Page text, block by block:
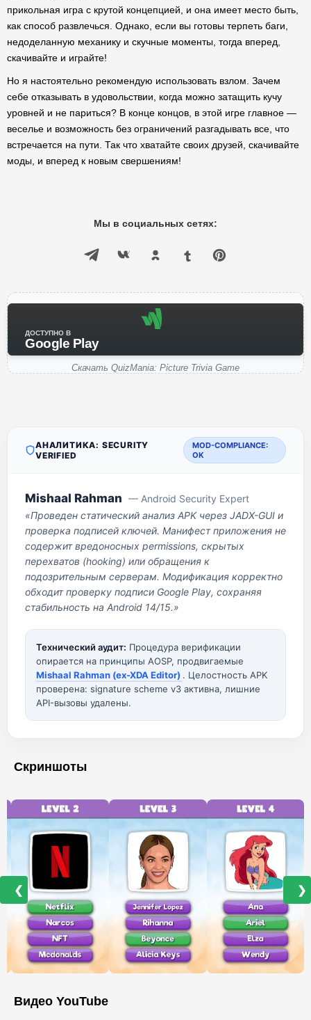
прикольная игра с крутой концепцией, и она имеет место быть,
как способ развлечься. Однако, если вы готовы терпеть баги,
недоделанную механику и скучные моменты, тогда вперед,
скачивайте и играйте!
Но я настоятельно рекомендую использовать взлом. Зачем
себе отказывать в удовольствии, когда можно затащить кучу
уровней и не париться? В конце концов, в этой игре главное —
веселье и возможность без ограничений разгадывать все, что
встречается на пути. Так что хватайте своих друзей, скачивайте
моды, и вперед к новым свершениям!
Мы в социальных сетях:
ДОСТУПНО В
Google Play
Скачать QuizMania: Picture Trivia Game
АНАЛИТИКА: SECURITY
VERIFIED
MOD-COMPLIANCE:
OK
Mishaal Rahman — Android Security Expert
«Проведен статический анализ APK через JADX-GUI и
проверка подписей ключей. Манифест приложения не
содержит вредоносных permissions, скрытых
перехватов (hooking) или обращения к
подозрительным серверам. Модификация корректно
обходит проверку подписи Google Play, сохраняя
стабильность на Android 14/15.»
Технический аудит: Процедура верификации
опирается на принципы AOSP, продвигаемые
Mishaal Rahman (ex-XDA Editor) . Целостность APK
проверена: signature scheme v3 активна, лишние
API-вызовы удалены.
Скриншоты
❮ ❯
Видео YouTube